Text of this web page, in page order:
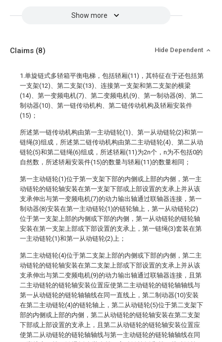
Show more
Claims (8) Hide Dependent
1.单旋链式多轿箱平衡电梯，包括轿厢(11)，其特征在于还包括第
一支架(12)、第二支架(13)、连接第一支架和第二支架的横梁
(14)、第一变频电机(7)、第二变频电机(9)、第一制动器(8)、第二
制动器(10)、第一链传动机构、第二链传动机构及轿厢安装件
(15)；
所述第一链传动机构由第一主动链轮(1)、第一从动链轮(2)和第一
链绳(3)组成，所述第二链传动机构由第二主动链轮(4)、第二从动
链轮(5)和第二链绳(6)组成，所述轿厢(11)为2n个，n为不包括0的
自然数，所述轿厢安装件(15)的数量与轿厢(11)的数量相同；
第一主动链轮(1)位于第一支架下部的内侧或上部的内侧，第一主
动链轮的链轮轴安装在第一支架下部或上部设置的支承上并从该
支承伸出与第一变频电机(7)的动力输出轴通过联轴器连接，第一
制动器(8)安装在第一主动链轮(1)的链轮轴上，第一从动链轮(2)
位于第一支架上部的内侧或下部的内侧，第一从动链轮的链轮轴
安装在第一支架上部或下部设置的支承上，第一链绳(3)套装在第
一主动链轮(1)和第一从动链轮(2)上；
第二主动链轮(4)位于第二支架上部的内侧或下部的内侧，第二主
动链轮的链轮轴安装在第二支架上部或下部设置的支承上并从该
支承伸出与第二变频电机(9)的动力输出轴通过联轴器连接，且第
二主动链轮的链轮轴安装位置应使第二主动链轮的链轮轴轴线与
第一从动链轮的链轮轴轴线在同一直线上，第二制动器(10)安装
在第二主动链轮(4)的链轮轴上，第二从动链轮(5)位于第二支架下
部的内侧或上部的内侧，第二从动链轮的链轮轴安装在第二支架
下部或上部设置的支承上，且第二从动链轮的链轮轴安装位置应
使第二从动链轮的链轮轴轴线与第一主动链轮的链轮轴轴线在同